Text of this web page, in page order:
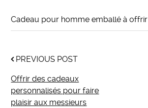
Cadeau pour homme emballé à offrir
PREVIOUS POST
Offrir des cadeaux
personnalisés pour faire
plaisir aux messieurs